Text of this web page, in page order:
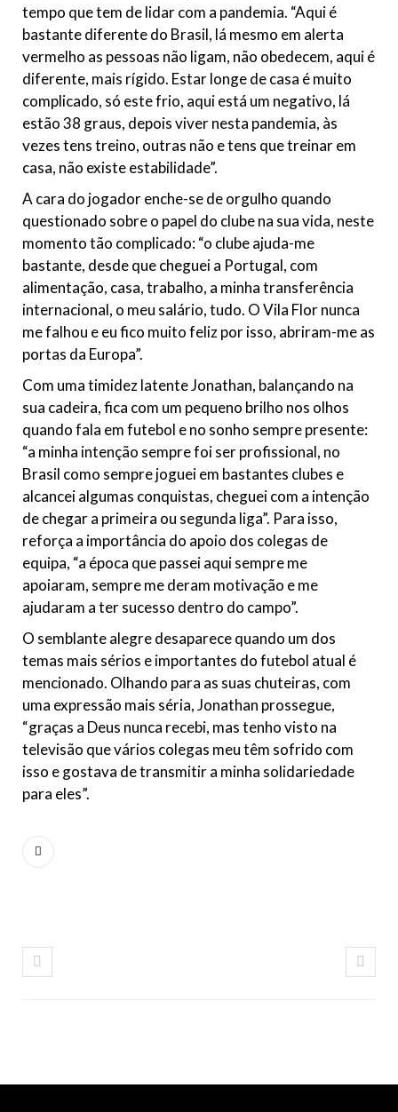
tempo que tem de lidar com a pandemia. “Aqui é
bastante diferente do Brasil, lá mesmo em alerta
vermelho as pessoas não ligam, não obedecem, aqui é
diferente, mais rígido. Estar longe de casa é muito
complicado, só este frio, aqui está um negativo, lá
estão 38 graus, depois viver nesta pandemia, às
vezes tens treino, outras não e tens que treinar em
casa, não existe estabilidade”.
A cara do jogador enche-se de orgulho quando
questionado sobre o papel do clube na sua vida, neste
momento tão complicado: “o clube ajuda-me
bastante, desde que cheguei a Portugal, com
alimentação, casa, trabalho, a minha transferência
internacional, o meu salário, tudo. O Vila Flor nunca
me falhou e eu fico muito feliz por isso, abriram-me as
portas da Europa”.
Com uma timidez latente Jonathan, balançando na
sua cadeira, fica com um pequeno brilho nos olhos
quando fala em futebol e no sonho sempre presente:
“a minha intenção sempre foi ser profissional, no
Brasil como sempre joguei em bastantes clubes e
alcancei algumas conquistas, cheguei com a intenção
de chegar a primeira ou segunda liga”. Para isso,
reforça a importância do apoio dos colegas de
equipa, “a época que passei aqui sempre me
apoiaram, sempre me deram motivação e me
ajudaram a ter sucesso dentro do campo”.
O semblante alegre desaparece quando um dos
temas mais sérios e importantes do futebol atual é
mencionado. Olhando para as suas chuteiras, com
uma expressão mais séria, Jonathan prossegue,
“graças a Deus nunca recebi, mas tenho visto na
televisão que vários colegas meu têm sofrido com
isso e gostava de transmitir a minha solidariedade
para eles”.